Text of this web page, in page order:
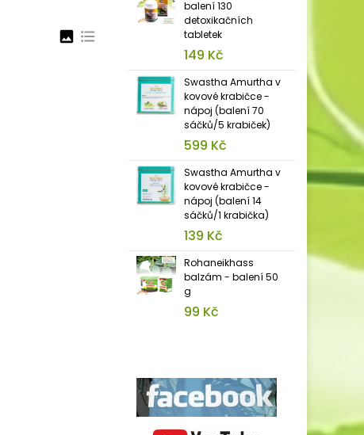
image format_list_bulleted
balení 130
detoxikačních
tabletek
149 Kč
Swastha Amurtha v
kovové krabičce -
nápoj (balení 70
sáčků/5 krabiček)
599 Kč
Swastha Amurtha v
kovové krabičce -
nápoj (balení 14
sáčků/1 krabička)
139 Kč
Rohaneikhass
balzám - balení 50
g
99 Kč